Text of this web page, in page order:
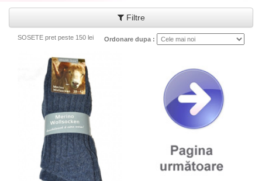
Filtre
SOSETE pret peste 150 lei Ordonare dupa :